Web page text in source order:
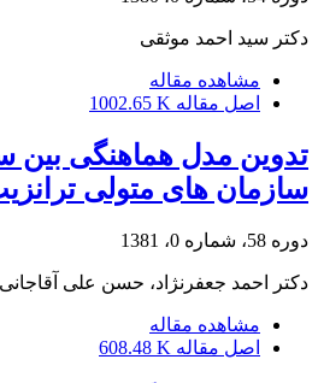
دکتر سید احمد موثقی
مشاهده مقاله
اصل مقاله 1002.65 K
تدوین مدل هماهنگی بین
سازمان های متولی
دوره 58، شماره 0، 1381
دکتر احمد جعفرنژاد، حسن علی آقاجانی
مشاهده مقاله
اصل مقاله 608.48 K